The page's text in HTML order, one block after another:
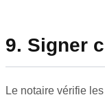
9. Signer
Le notaire vérifie